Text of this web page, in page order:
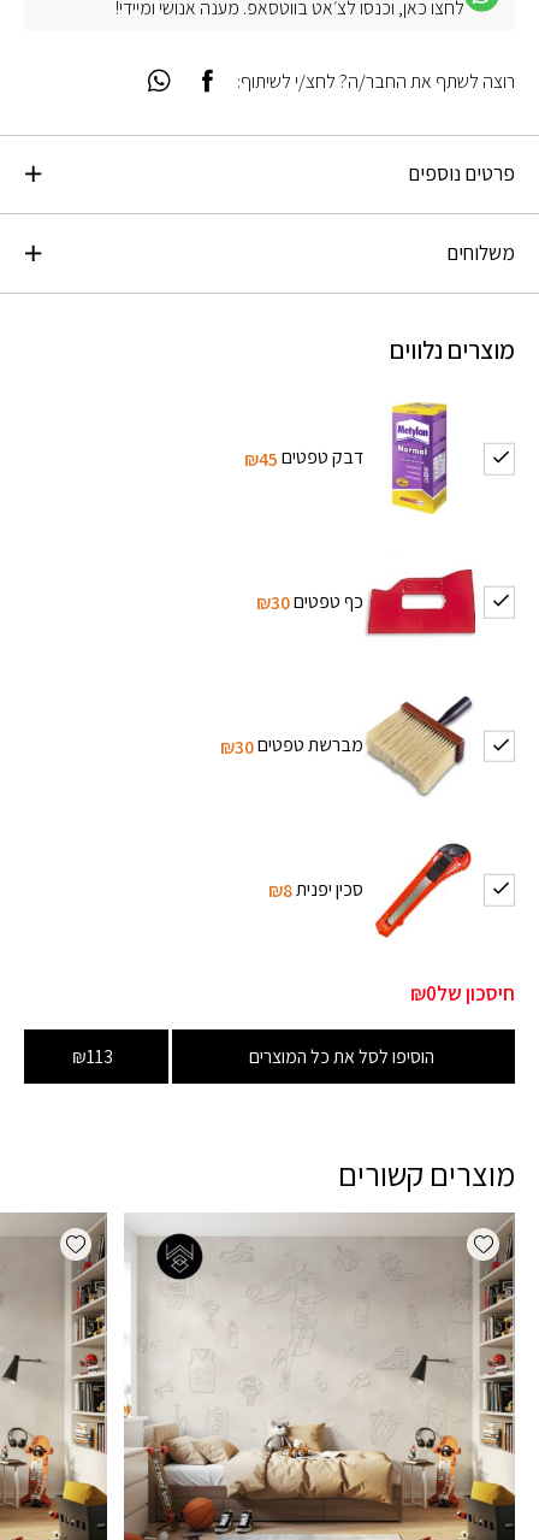
לחצו כאן, וכנסו לצ׳אט בווטסאפ. מענה אנושי ומיידי!
פרטים נוספים
משלוחים
מוצרים נלווים
דבק טפטים₪45
כף טפטים₪30
מברשת טפטים₪30
סכין יפנית₪8
חיסכון של₪0
הוסיפו לסל את כל המוצרים ₪113
רוצה לשתף את החבר/ה? לחצ/י לשיתוף:
מוצרים קשורים
Add wishlist
wishlist